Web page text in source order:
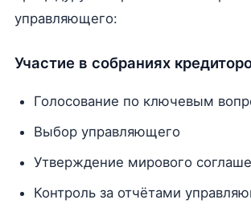
управляющего:
Участие в собраниях
Голосование по ключевым
Выбор управляющего
Утверждение мирового
Контроль за отчётами